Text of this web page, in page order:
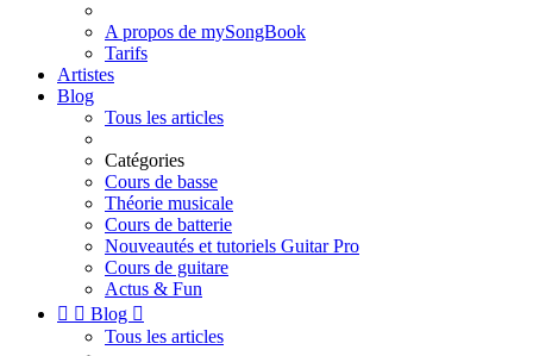
A propos de mySongBook
Tarifs
Artistes
Blog
Tous les articles
Catégories
Cours de basse
Théorie musicale
Cours de batterie
Nouveautés et tutoriels Guitar Pro
Cours de guitare
Actus & Fun
  Blog 
Tous les articles